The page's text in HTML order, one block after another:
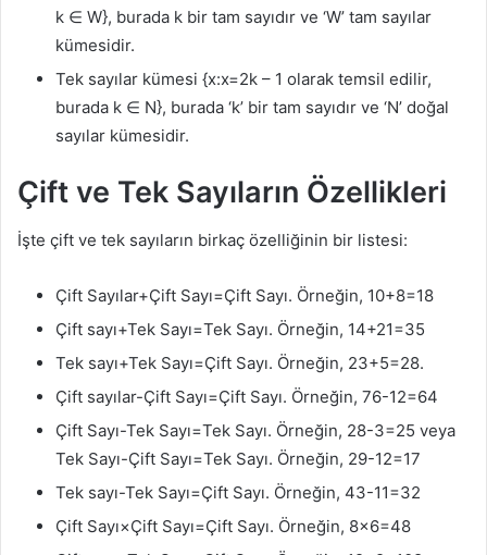
k ∈ W}, burada k bir tam sayıdır ve ‘W’ tam sayılar
kümesidir.
Tek sayılar kümesi {x:x=2k – 1 olarak temsil edilir,
burada k ∈ N}, burada ‘k’ bir tam sayıdır ve ‘N’ doğal
sayılar kümesidir.
Çift ve Tek Sayıların Özellikleri
İşte çift ve tek sayıların birkaç özelliğinin bir listesi:
Çift Sayılar+Çift Sayı=Çift Sayı. Örneğin, 10+8=18
Çift sayı+Tek Sayı=Tek Sayı. Örneğin, 14+21=35
Tek sayı+Tek Sayı=Çift Sayı. Örneğin, 23+5=28.
Çift sayılar-Çift Sayı=Çift Sayı. Örneğin, 76-12=64
Çift Sayı-Tek Sayı=Tek Sayı. Örneğin, 28-3=25 veya
Tek Sayı-Çift Sayı=Tek Sayı. Örneğin, 29-12=17
Tek sayı-Tek Sayı=Çift Sayı. Örneğin, 43-11=32
Çift Sayı×Çift Sayı=Çift Sayı. Örneğin, 8×6=48